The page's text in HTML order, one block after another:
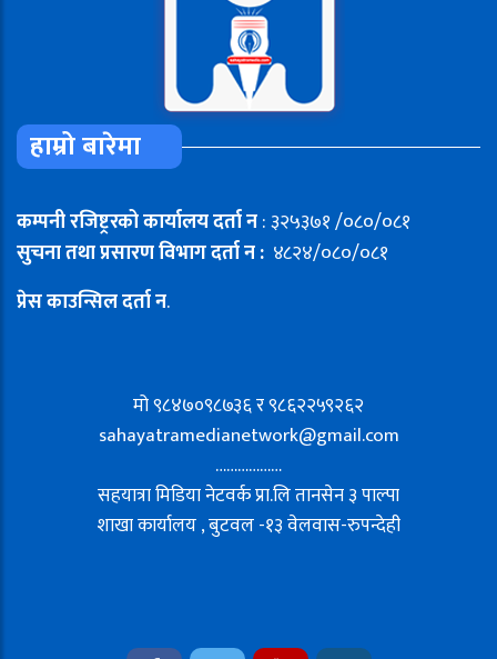
हाम्रो बारेमा
कम्पनी रजिष्ट्ररको कार्यालय दर्ता न: ३२५३७१ /०८०/०८१
सुचना तथा प्रसारण विभाग दर्ता न : ४८२४/०८०/०८१
प्रेस काउन्सिल दर्ता न.
मो ९८४७०९८७३६ र ९८६२२५९२६२
sahayatramedianetwork@gmail.com
………………
सहयात्रा मिडिया नेटवर्क प्रा.लि तानसेन ३ पाल्पा
शाखा कार्यालय , बुटवल -१३ वेलवास-रुपन्देही